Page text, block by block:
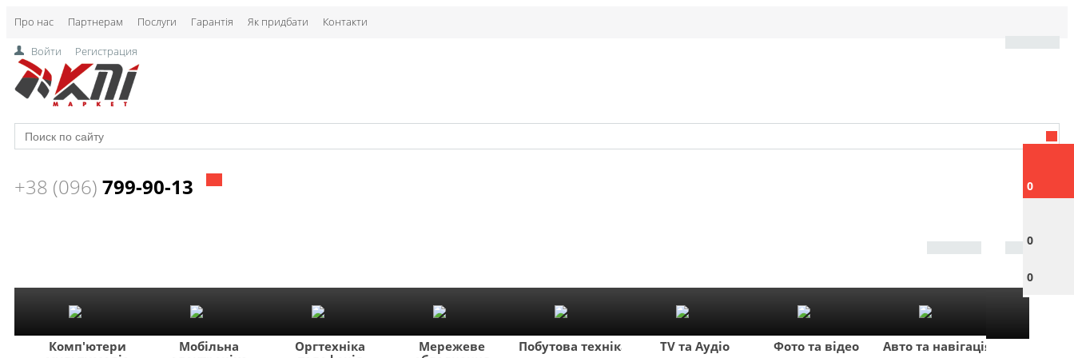
Про нас Партнерам Послуги Гарантія Як придбати Контакти
0
0
0
Войти Регистрация
+38 (096) 799-90-13
Комп'ютери
Мобільна
Оргтехніка
Мережеве
Побутова техніка TV та Аудіо Фото та відео Авто та навігація